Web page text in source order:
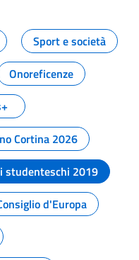
Sport e società
Onoreficenze
Cortina 2026
studenteschi 2019
d'Europa